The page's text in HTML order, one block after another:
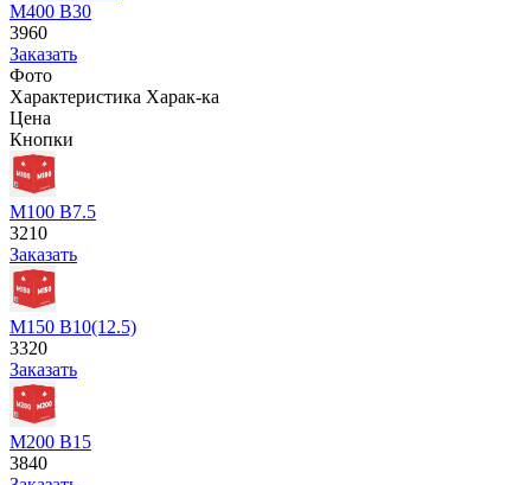
М400 В30
3960
Заказать
Фото
Характеристика Харак-ка
Цена
Кнопки
М100 В7.5
3210
Заказать
М150 В10(12.5)
3320
Заказать
М200 В15
3840